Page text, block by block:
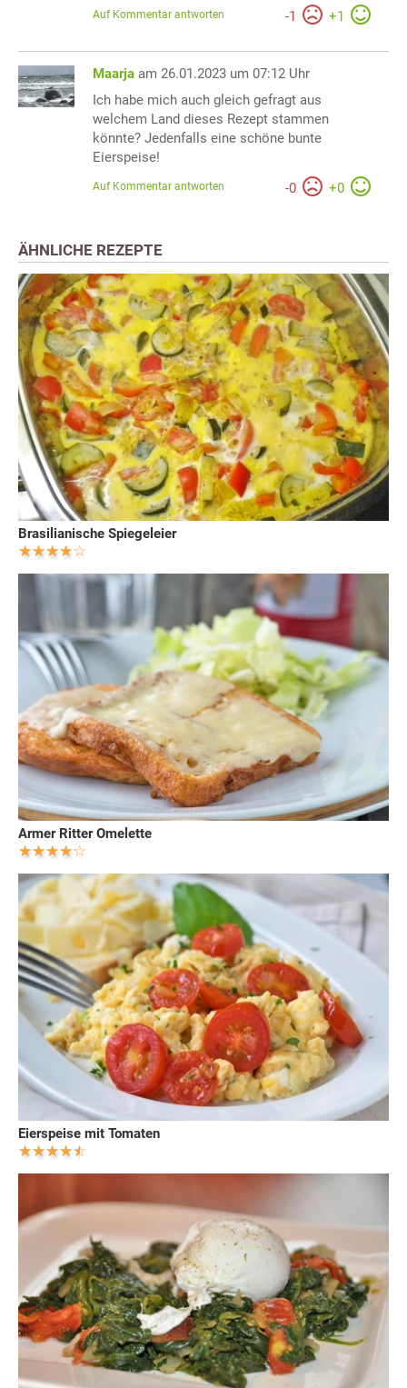
-1 +1
Auf Kommentar antworten
Maarja am 26.01.2023 um 07:12 Uhr
Ich habe mich auch gleich gefragt aus
welchem Land dieses Rezept stammen
könnte? Jedenfalls eine schöne bunte
Eierspeise!
-0 +0
Auf Kommentar antworten
ÄHNLICHE REZEPTE
Brasilianische Spiegeleier
Armer Ritter Omelette
Eierspeise mit Tomaten